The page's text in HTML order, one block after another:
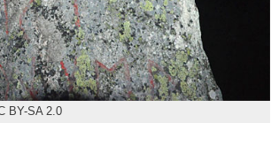
BY-SA 2.0